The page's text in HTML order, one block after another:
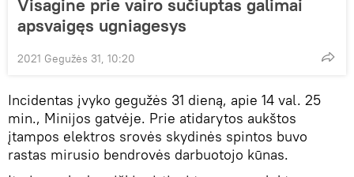
Visagine prie vairo sučiuptas galimai
apsvaigęs ugniagesys
2021 Gegužės 31, 10:20
Incidentas įvyko gegužės 31 dieną, apie 14 val. 25
min., Minijos gatvėje. Prie atidarytos aukštos
įtampos elektros srovės skydinės spintos buvo
rastas mirusio bendrovės darbuotojo kūnas.